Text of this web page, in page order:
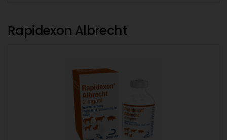
Rapidexon Albrecht